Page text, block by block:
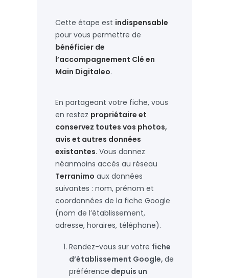
Cette étape est indispensable
pour vous permettre de
bénéficier de
l’accompagnement Clé en
Main Digitaleo.
En partageant votre fiche, vous
en restez propriétaire et
conservez toutes vos photos,
avis et autres données
existantes. Vous donnez
néanmoins accès au réseau
Terranimo aux données
suivantes : nom, prénom et
coordonnées de la fiche Google
(nom de l’établissement,
adresse, horaires, téléphone).
Rendez-vous sur votre fiche
d’établissement Google, de
préférence depuis un